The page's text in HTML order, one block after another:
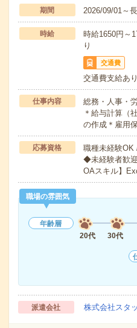
期間 2026/09/01～
時給
時給1650円～
り
交通費
交通費支給あり
仕事内容
総務・人事・
＊給与計算（
の作成＊雇用
応募資格
職種未経験OK
◆未経験者歓
OAスキル】
職場の雰囲気
年齢層
20代
30代
派遣会社 株式会社スタ